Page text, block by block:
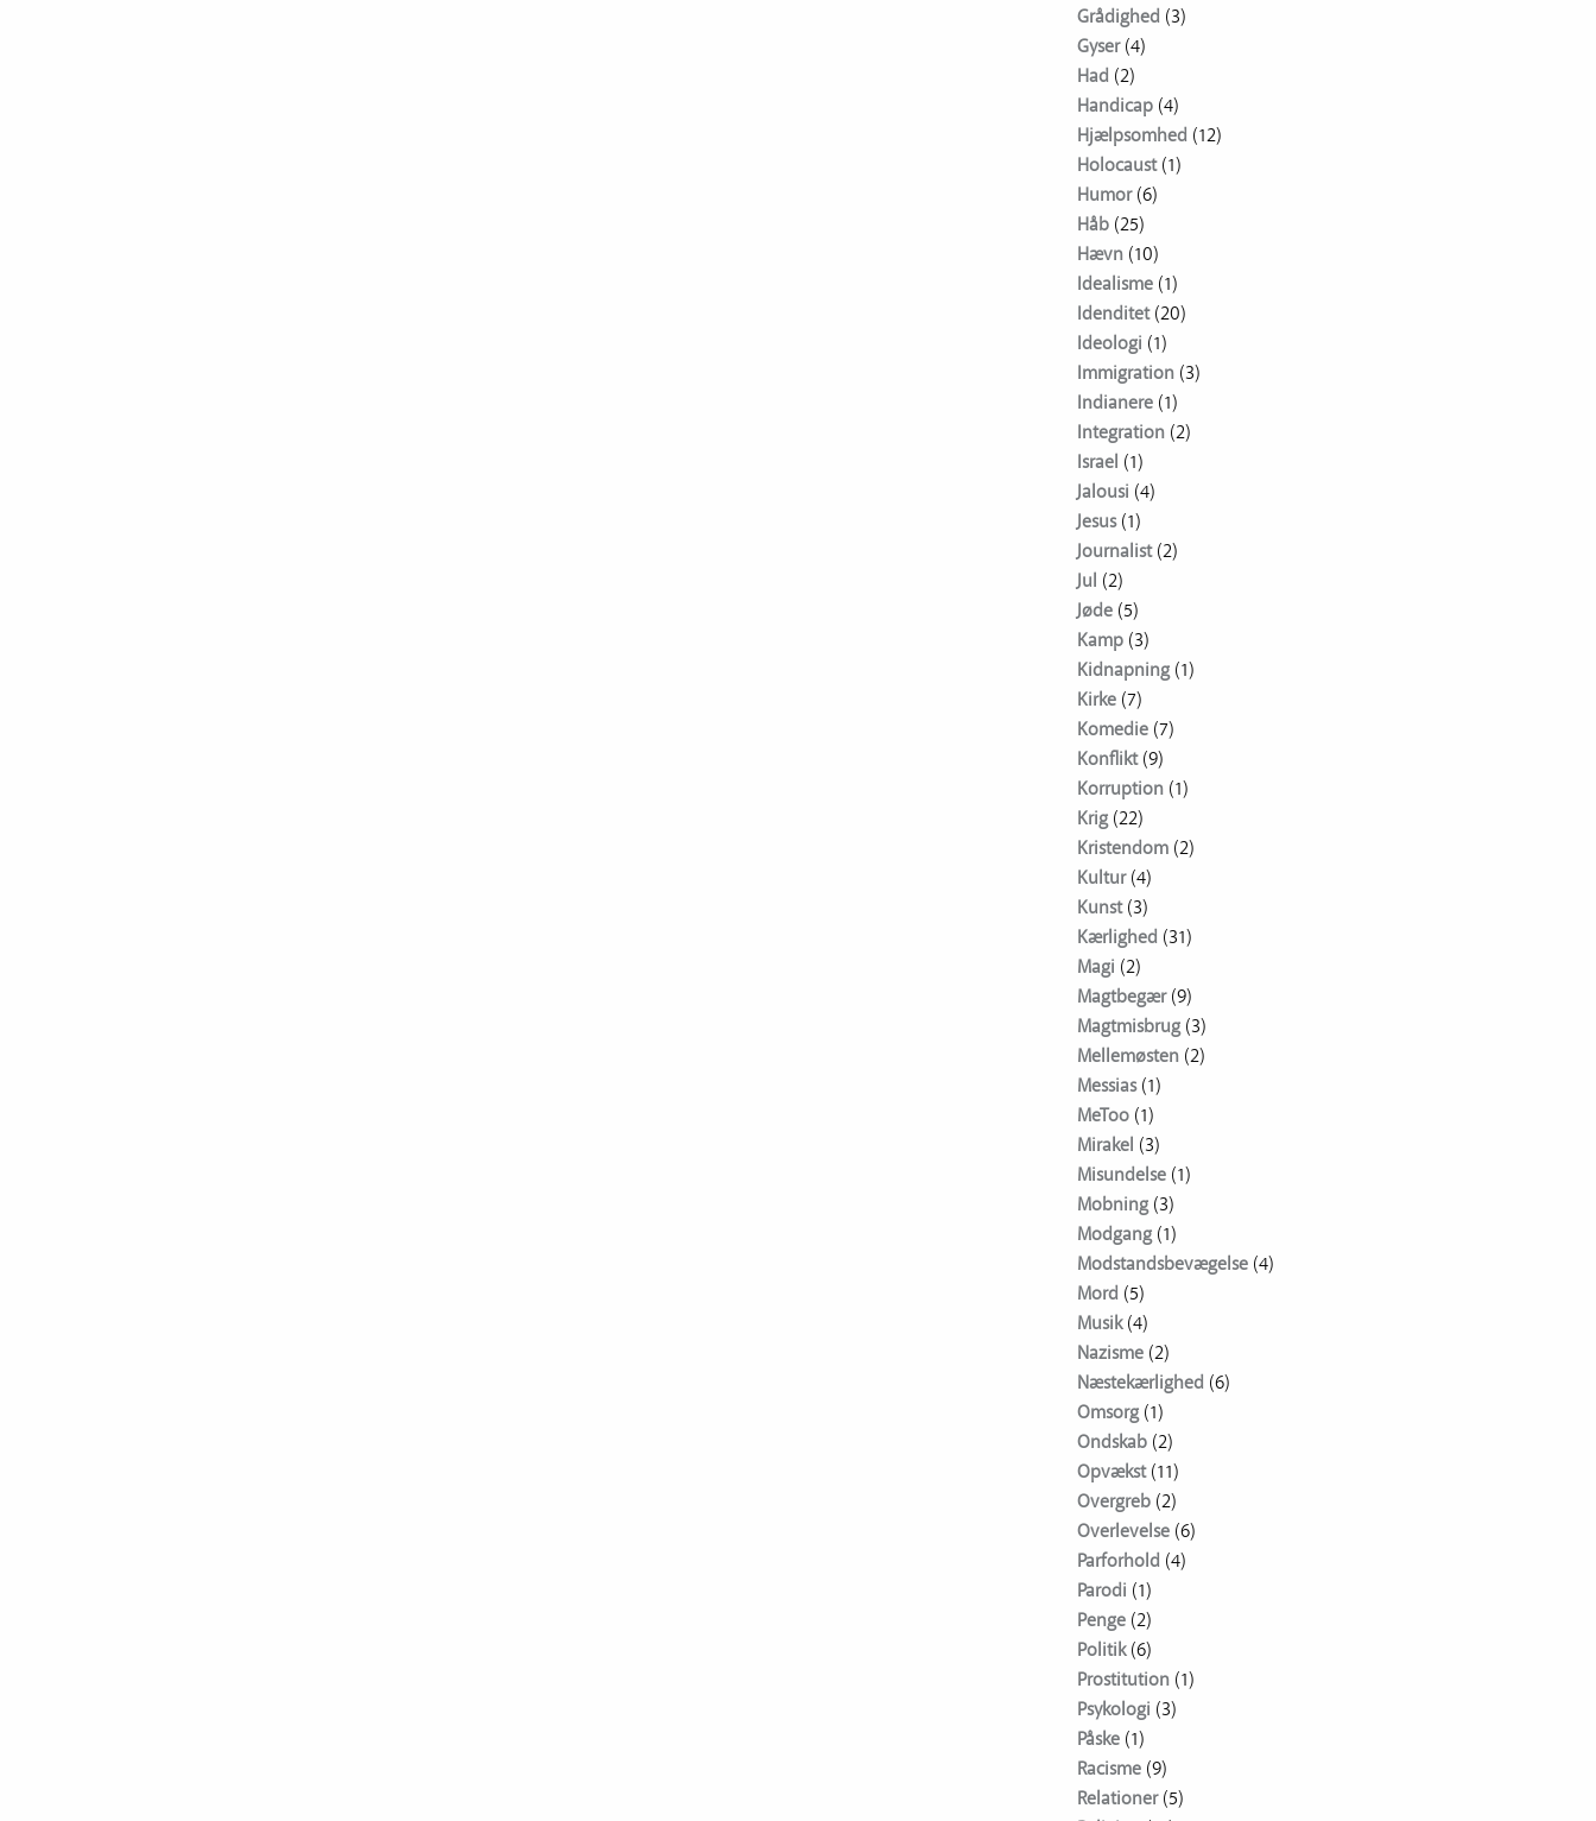
Grådighed (3)
Gyser(4)
Had (2)
Handicap (4)
Hjælpsomhed (12)
Holocaust(1)
Humor(6)
Håb (25)
Hævn (10)
Idealisme (1)
Idenditet(20)
Ideologi (1)
Immigration (3)
Indianere (1)
Integration (2)
Israel (1)
Jalousi (4)
Jesus(1)
Journalist(2)
Jul (2)
Jøde (5)
Kamp (3)
Kidnapning(1)
Kirke (7)
Komedie (7)
Konflikt(9)
Korruption (1)
Krig(22)
Kristendom (2)
Kultur(4)
Kunst(3)
Kærlighed (31)
Magi (2)
Magtbegær(9)
Magtmisbrug(3)
Mellemøsten (2)
Messias(1)
MeToo (1)
Mirakel (3)
Misundelse (1)
Mobning(3)
Modgang(1)
Modstandsbevægelse (4)
Mord (5)
Musik(4)
Nazisme (2)
Næstekærlighed (6)
Omsorg(1)
Ondskab (2)
Opvækst(11)
Overgreb (2)
Overlevelse (6)
Parforhold (4)
Parodi (1)
Penge (2)
Politik(6)
Prostitution (1)
Psykologi (3)
Påske (1)
Racisme (9)
Relationer(5)